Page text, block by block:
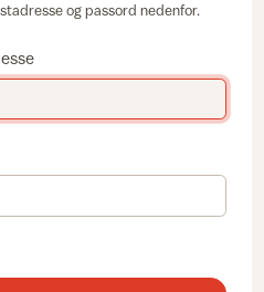
og passord nedenfor.